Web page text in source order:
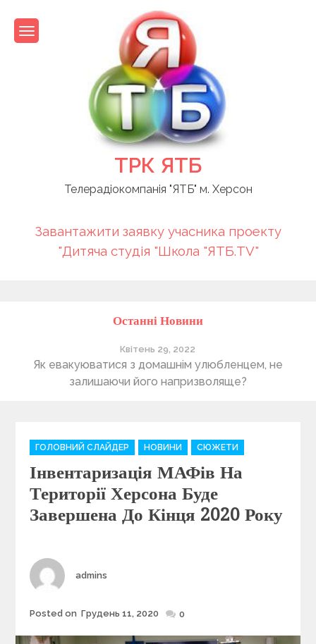
content
ТРК ЯТБ
Телерадіокомпанія "ЯТБ" м. Херсон
Завантажити заявку учасника проекту
"Дитяча студія "Школа "ЯТБ.TV"
Останні Новини
Квітень 29, 2022
Як евакуюватися з домашнім улюбленцем, не
залишаючи його напризволяще?
C
a
e
g
o
e
s
ГОЛОВНИЙ СЛАЙДЕР НОВИНИ СЮЖЕТИ
Інвентаризація МАФів На
Території Херсона Буде
Завершена До Кінця 2020 Року
Author
admins
Posted
Posted on Грудень 11, 2020 0